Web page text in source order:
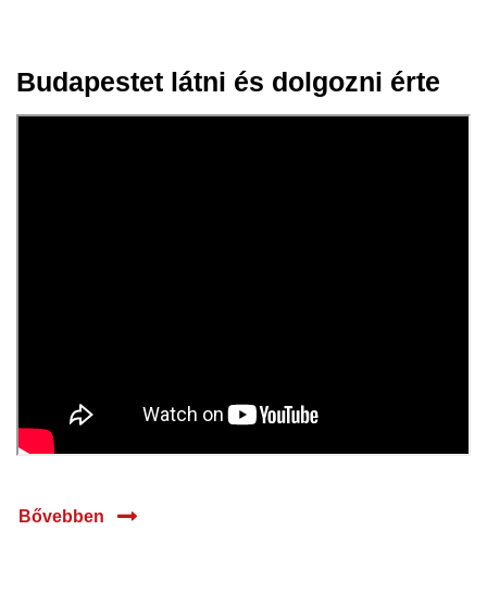
17 máj.
Budapestet látni és dolgozni érte
Bővebben